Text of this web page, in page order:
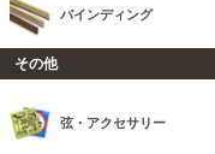
バインディング
その他
弦・アクセサリー